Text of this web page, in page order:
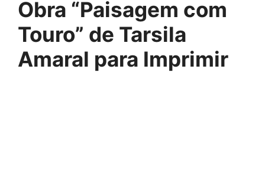
Obra “Paisagem com
Touro” de Tarsila
Amaral para Imprimir